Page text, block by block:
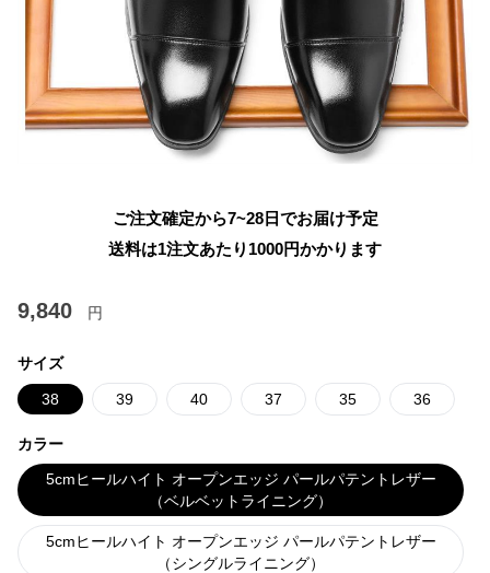
ご注文確定から7~28日でお届け予定
送料は1注文あたり 1000円かかります
9,840 円
サイズ
38 39 40 37 35 36
カラー
5cmヒールハイト オープンエッジ パールパテントレザー
（ベルベットライニング）
5cmヒールハイト オープンエッジ パールパテントレザー
（シングルライニング）